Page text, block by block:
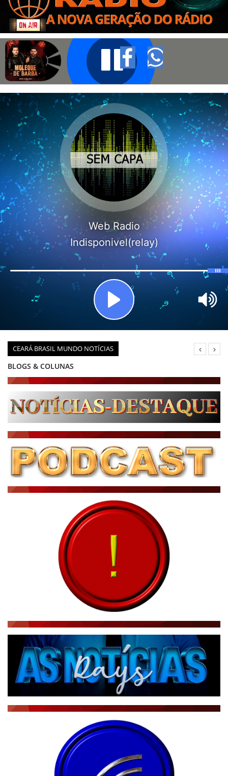
CEARÁ BRASIL MUNDO NOTÍCIAS
PODCAST - PONTO DE VISTA
BRASIL DE FATO - ÚLTIMAS NOTÍCIAS
NOTÍCIAS DESTAQUE DO DIA
NOTÍCIAS TAMBÉM NA TELA
BRASIL MUNDO AO VIVO
O MUNDO É NOTÍCIA
JORNAL DO BRASIL
RÁDIO AGÊNCIA
NOTÍCIAS AO MINUTO
ACONTECEU...VIROU MANCHETE!
BRASIL DE FATO
NOTÍCIAS GERAIS
CONECTE-SE
REGISTO